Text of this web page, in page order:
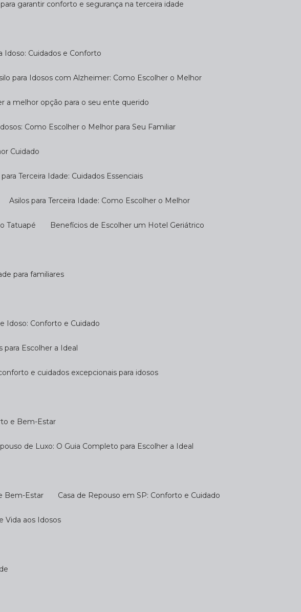
para garantir conforto e segurança na terceira idade
Idoso: Cuidados e Conforto
Asilo para Idosos com Alzheimer: Como Escolher o Melhor
a melhor opção para o seu ente querido
Idosos: Como Escolher o Melhor para Seu Familiar
Cuidado
para Terceira Idade: Cuidados Essenciais
Asilos para Terceira Idade: Como Escolher o Melhor
Tatuapé Benefícios de Escolher um Hotel Geriátrico
para familiares
Idoso: Conforto e Cuidado
para Escolher a Ideal
e cuidados excepcionais para idosos
e Bem-Estar
de Luxo: O Guia Completo para Escolher a Ideal
Bem-Estar Casa de Repouso em SP: Conforto e Cuidado
Vida aos Idosos